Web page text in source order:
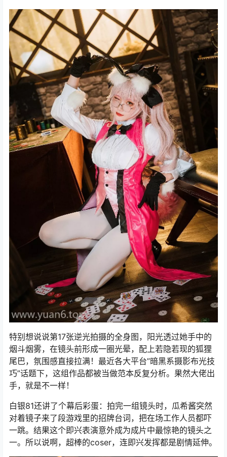
特别想说说第17张逆光拍摄的全身图，阳光透过她手中的
烟斗烟雾，在镜头前形成一圈光晕，配上若隐若现的狐狸
尾巴，氛围感直接拉满！最近各大平台”暗黑系摄影布光技
巧”话题下，这组作品都被当做范本反复分析。果然大佬出
手，就是不一样！
白银81还讲了个幕后彩蛋：拍完一组镜头时，瓜希酱突然
对着镜子来了段游戏里的招牌台词，把在场工作人员都吓
一跳。结果这个即兴表演意外成为成片中最惊艳的镜头之
一。所以说啊，超棒的coser，连即兴发挥都是剧情延伸。